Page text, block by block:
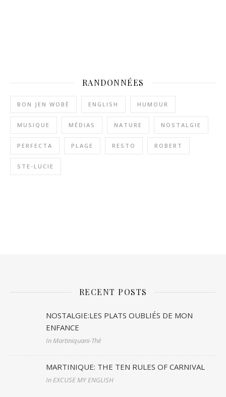
RANDONNÉES
BON JEN WOBÈ ENGLISH HUMOUR
MUSIQUE MÉDIAS NATURE NOSTALGIE
PERFECTA PLAGE RESTO ROBERT
STE-LUCIE
RECENT POSTS
NOSTALGIE:LES PLATS OUBLIÉS DE MON
ENFANCE
In Martiniquani-Thé
MARTINIQUE: THE TEN RULES OF CARNIVAL
In EXCUSE MY ENGLISH